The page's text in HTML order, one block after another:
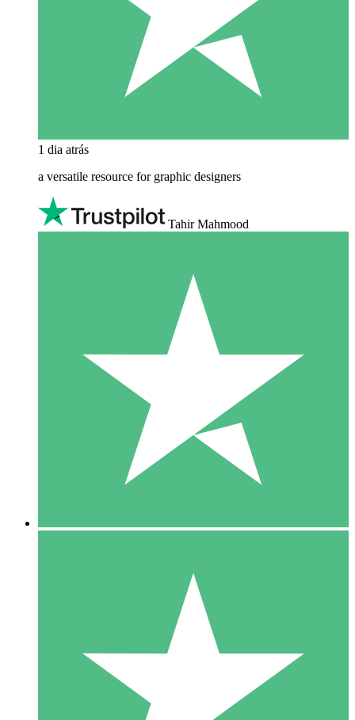
1 dia atrás
a versatile resource for graphic designers
Tahir Mahmood